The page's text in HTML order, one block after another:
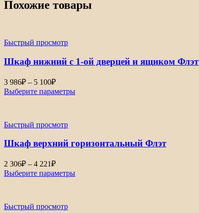
Похожие товары
Быстрый просмотр
Шкаф нижний с 1-ой дверцей и ящиком Флэт
3 986₽ – 5 100₽Диапазон
цен:
3
5
Выберите параметры
Быстрый просмотр
Шкаф верхний горизонтальный Флэт
2 306₽ – 4 221₽Диапазон
цен:
2
4
Выберите параметры
Быстрый просмотр